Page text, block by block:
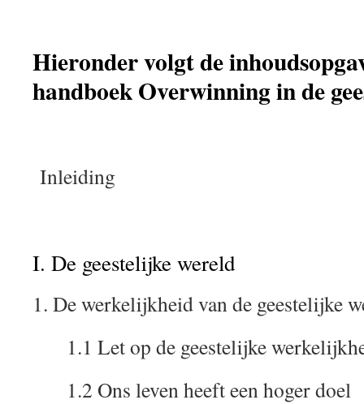
Hieronder volgt de
handboek Overwinning in de
Inleiding
I. De geestelijke wereld
1. De werkelijkheid van de geestelijke
1.1 Let op de geestelijke
1.2 Ons leven heeft een hoger doel